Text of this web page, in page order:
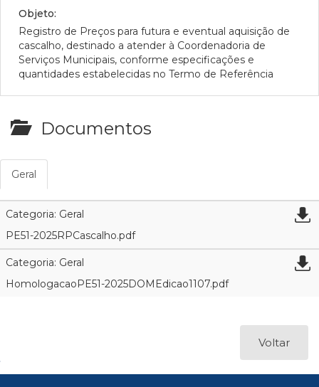
Objeto:
Registro de Preços para futura e eventual aquisição de
cascalho, destinado a atender à Coordenadoria de
Serviços Municipais, conforme especificações e
quantidades estabelecidas no Termo de Referência
Documentos
Geral
Categoria: Geral
PE51-2025RPCascalho.pdf
Categoria: Geral
HomologacaoPE51-2025DOMEdicao1107.pdf
Voltar